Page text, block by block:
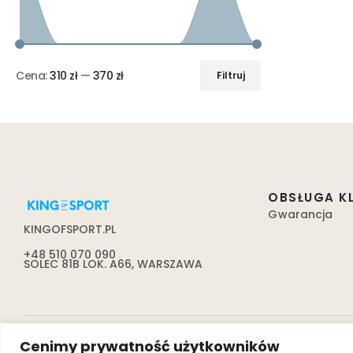
Cenimy prywatność użytkowników
Filtruj
Cena:310 zł— 370 zł
KINGOFSPORT.PL
+48 510 070 090
SOLEC 81B LOK. A66, WARSZAWA
OBSŁUGA
Gwarancja